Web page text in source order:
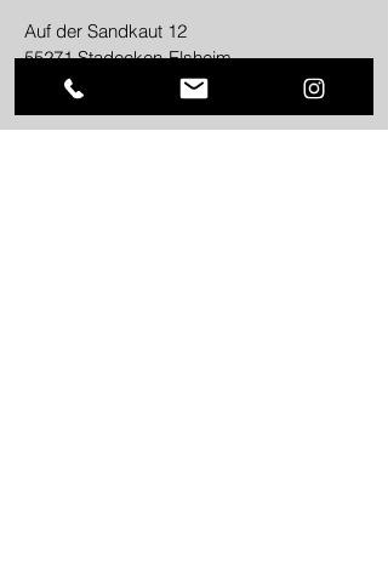
Auf der Sandkaut 12
55271 Stadecken-Elsheim